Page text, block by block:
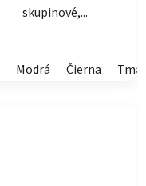
skupinové,...
Modrá Čierna